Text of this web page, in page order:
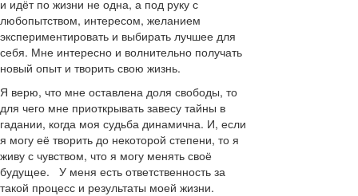
и идёт по жизни не одна, а под руку с
любопытством, интересом, желанием
экспериментировать и выбирать лучшее для
себя. Мне интересно и волнительно получать
новый опыт и творить свою жизнь.
Я верю, что мне оставлена доля свободы, то
для чего мне приоткрывать завесу тайны в
гадании, когда моя судьба динамична. И, если
я могу её творить до некоторой степени, то я
живу с чувством, что я могу менять своё
будущее. У меня есть ответственность за
такой процесс и результаты моей жизни.